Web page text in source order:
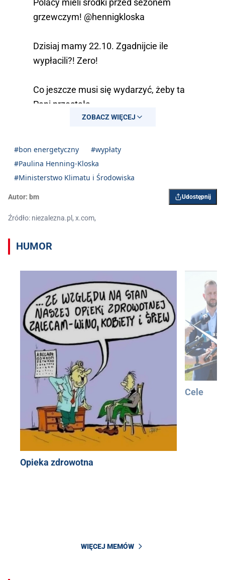
Polacy mieli środki przed sezonem
grzewczym! @hennigkloska
Dzisiaj mamy 22.10. Zgadnijcie ile
wypłacili?! Zero!
Co jeszcze musi się wydarzyć, żeby ta
Pani przestała…
pic.twitter.com/vW5zU0s7jm
October 22, 2024
ZOBACZ WIĘCEJ
#bon energetyczny
#wypłaty
#Paulina Henning-Kloska
#Ministerstwo Klimatu i Środowiska
Autor: bm Udostępnij
Źródło: niezalezna.pl, x.com,
HUMOR
Opieka zdrowotna
Cele
WIĘCEJ MEMÓW